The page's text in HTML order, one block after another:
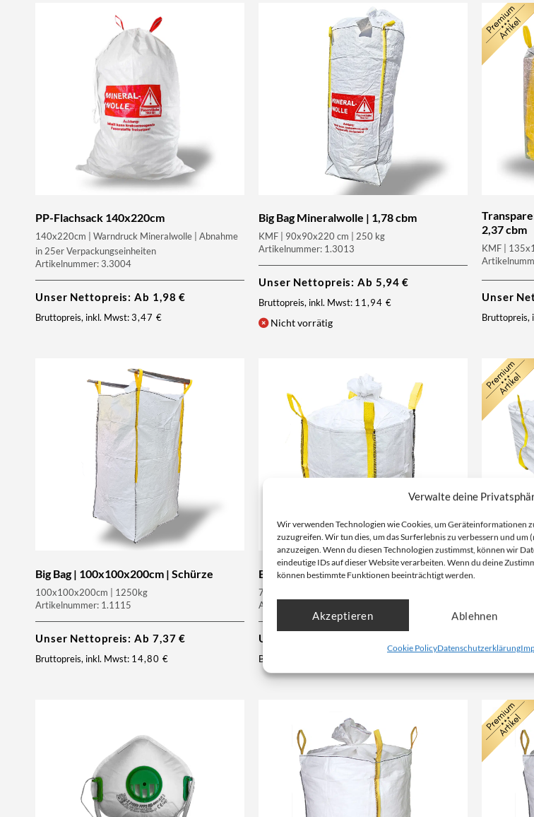
Verwalte deine
Wir verwenden Technologien wie Cookies, um Geräteinformationen
zuzugreifen. Wir tun dies, um das Surferlebnis zu verbessern und
anzuzeigen. Wenn du diesen Technologien zustimmst, können wir
eindeutige IDs auf dieser Website verarbeiten. Wenn du deine
können bestimmte Funktionen beeinträchtigt werden.
Akzeptieren Ablehnen
Cookie PolicyDatenschutzerklärung
PP-Flachsack 140x220cm
140x220cm | Warndruck Mineralwolle | Abnahme
in 25er Verpackungseinheiten
Artikelnummer: 3.3004
Unser Nettopreis: Ab 1,98€
Bruttopreis, inkl. Mwst:3,47 €
Big Bag Mineralwolle | 1,78 cbm
KMF | 90x90x220 cm | 250 kg
Artikelnummer: 1.3013
Unser Nettopreis: Ab 5,94€
Bruttopreis, inkl. Mwst: 11,94 €
Nicht vorrätig
2,37 cbm
KMF |
Unser
Bruttopreis,
Big Bag | 100x100x200cm | Schürze
100x100x200cm | 1250kg
Artikelnummer: 1.1115
Unser Nettopreis: Ab 7,37€
Bruttopreis, inkl. Mwst: 14,80 €
Big Bag | 70x75x80cm | Schürze
70x75x80cm | 2000kg | unbeschichtet
Artikelnummer: 1.1001
Unser Nettopreis: Ab
Bruttopreis, inkl. Mwst:
NEU